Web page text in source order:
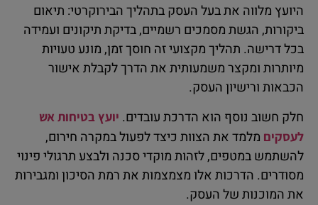
היועץ מלווה את בעל העסק בתהליך הבירוקרטי: תיאום
ביקורות, הגשת מסמכים רשמיים, בדיקת תיקונים ועמידה
בכל דרישה. תהליך מקצועי זה חוסך זמן, מונע טעויות
מיותרות ומקצר משמעותית את הדרך לקבלת אישור
הכבאות ורישיון העסק.
חלק חשוב נוסף הוא הדרכת עובדים. יועץ בטיחות אש
לעסקים מלמד את הצוות כיצד לפעול במקרה חירום,
להשתמש במטפים, לזהות מוקדי סכנה ולבצע תרגולי פינוי
מסודרים. הדרכות אלו מצמצמות את רמת הסיכון ומגבירות
את המוכנות של העסק.